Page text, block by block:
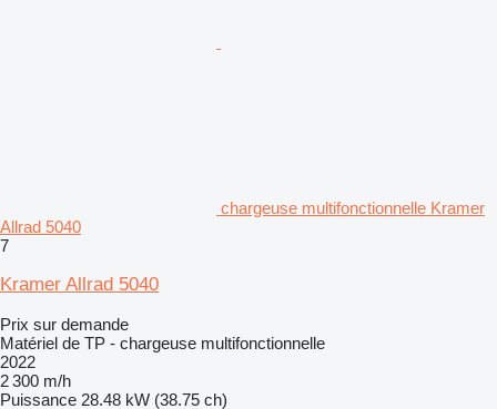
chargeuse multifonctionnelle Kramer
Allrad 5040
7
Kramer Allrad 5040
Prix sur demande
Matériel de TP - chargeuse multifonctionnelle
2022
2 300 m/h
Puissance 28.48 kW (38.75 ch)